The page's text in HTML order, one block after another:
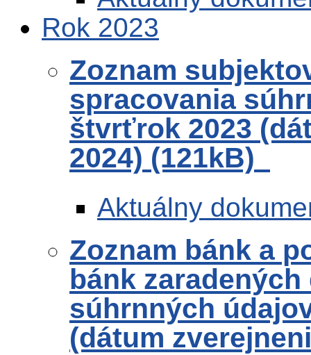
Rok 2023
Zoznam
spracovania
štvrťrok 2023
2024) (121kB)
Aktuálny
Zoznam bánk a
bánk
súhrnných
(dátum